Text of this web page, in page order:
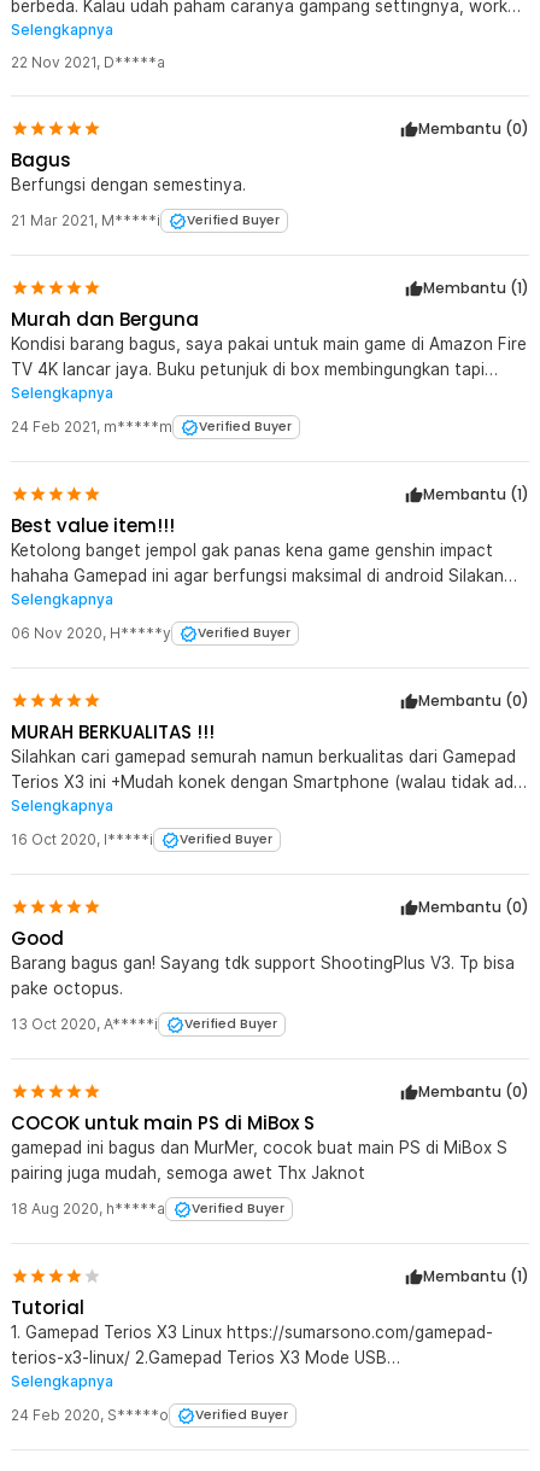
berbeda. Kalau udah paham caranya gampang settingnya, work
untuk tablet dan android tv dengan game psx, retro arch, dll
Selengkapnya
22 Nov 2021, D*****a
Membantu (0)
Bagus
Berfungsi dengan semestinya.
21 Mar 2021, M*****i Verified Buyer
Membantu (1)
Murah dan Berguna
Kondisi barang bagus, saya pakai untuk main game di Amazon Fire
TV 4K lancar jaya. Buku petunjuk di box membingungkan tapi
untungnya ada di deskripsi disini.
Selengkapnya
24 Feb 2021, m*****m Verified Buyer
Membantu (1)
Best value item!!!
Ketolong banget jempol gak panas kena game genshin impact
hahaha Gamepad ini agar berfungsi maksimal di android Silakan
pake app shooting V3, oftopus atau panda gamepad. Nanti baru
di setting2.lagi Cara koneksi kan ke android cukup mudah Tahan
tombol merah sampe nyala trus tahan tombol merah + X bbrp
Selengkapnya
06 Nov 2020, H*****y Verified Buyer
Membantu (0)
MURAH BERKUALITAS !!!
Silahkan cari gamepad semurah namun berkualitas dari Gamepad
Terios X3 ini +Mudah konek dengan Smartphone (walau tidak ada
docking), STB (Android Smart TV Box) dan PC/Laptop (prefer
windows 10) +Build Quality cukup baik +Fungsi OK +Cukup
Selengkapnya
16 Oct 2020, I*****i Verified Buyer
Membantu (0)
Good
Barang bagus gan! Sayang tdk support ShootingPlus V3. Tp bisa
pake octopus.
13 Oct 2020, A*****i Verified Buyer
Membantu (0)
COCOK untuk main PS di MiBox S
gamepad ini bagus dan MurMer, cocok buat main PS di MiBox S
pairing juga mudah, semoga awet Thx Jaknot
18 Aug 2020, h*****a Verified Buyer
Membantu (1)
Tutorial
1. Gamepad Terios X3 Linux https://sumarsono.com/gamepad-
terios-x3-linux/ 2.Gamepad Terios X3 Mode USB
https://sumarsono.com/gamepad-terios-x3-mode-usb/
Selengkapnya
24 Feb 2020, S*****o Verified Buyer